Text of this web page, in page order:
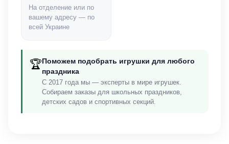
На отделение или по
вашему адресу — по
всей Украине
🏆Поможем подобрать игрушки для любого
праздника
С 2017 года мы — эксперты в мире игрушек.
Собираем заказы для школьных праздников,
детских садов и спортивных секций.